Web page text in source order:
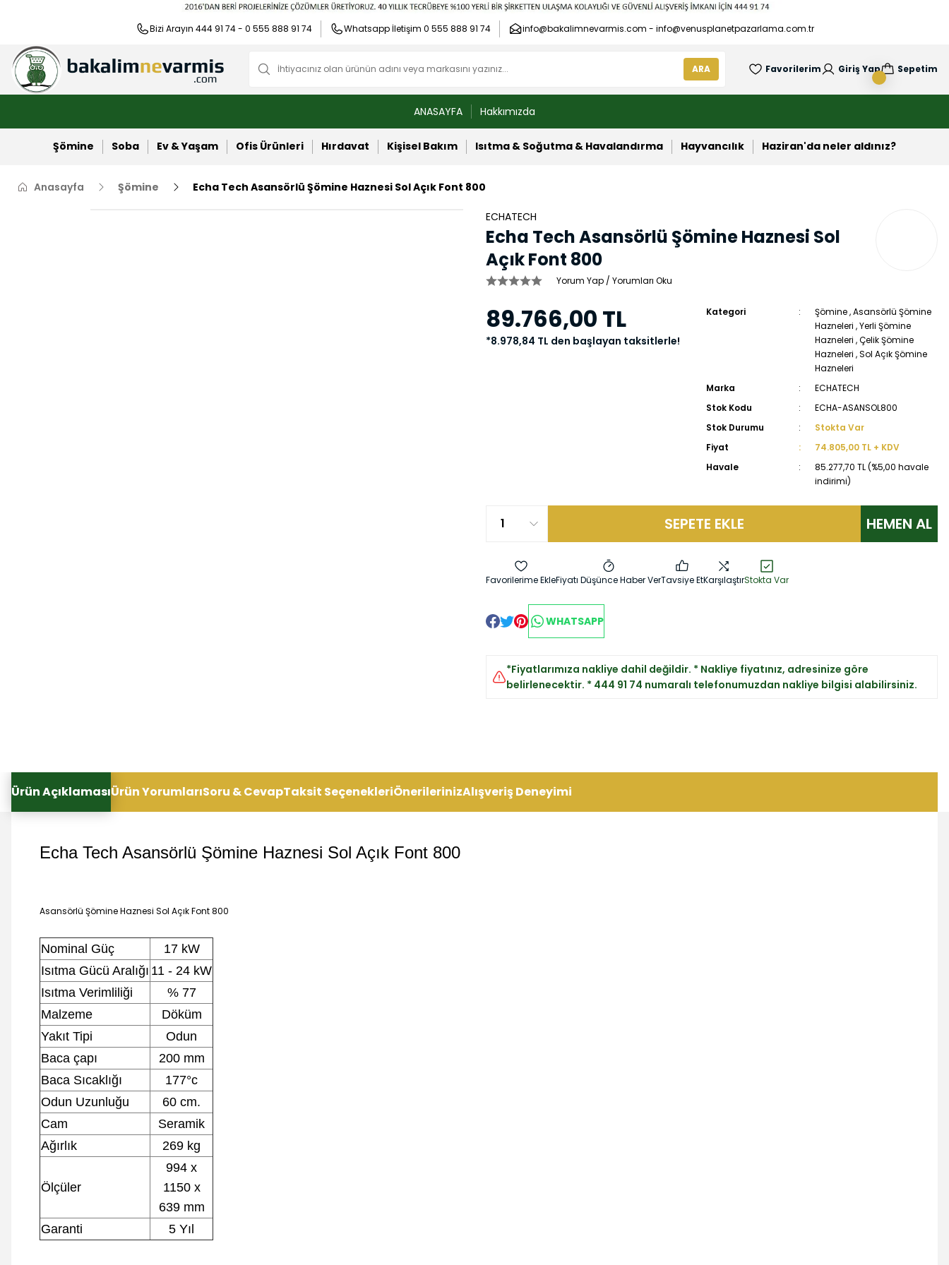
Bizi Arayın 444 91 74 - 0 555 888 91 74 Whatsapp İletişim 0 555 888 91 74 info@bakalimnevarmis.com - info@venusplanetpazarlama.com.tr
ARA Favorilerim Giriş Yap Sepetim
ANASAYFA Hakkımızda
Şömine Soba Ev & Yaşam Ofis Ürünleri Hırdavat Kişisel Bakım Isıtma & Soğutma & Havalandırma Hayvancılık Haziran'da neler aldınız?
Anasayfa Şömine Echa Tech Asansörlü Şömine Haznesi Sol Açık Font 800
ECHATECH
Echa Tech Asansörlü Şömine Haznesi Sol
Açık Font 800
Yorum Yap / Yorumları Oku
89.766,00 TL
*8.978,84 TL den başlayan taksitlerle!
Kategori Şömine,Asansörlü Şömine
Hazneleri ,Yerli Şömine
Hazneleri ,Çelik Şömine
Hazneleri ,Sol Açık Şömine
Hazneleri
Marka
ECHATECH
Stok Kodu
ECHA-ASANSOL800
Stok Durumu
Stokta Var
Fiyat
74.805,00 TL + KDV
Havale
85.277,70 TL (%5,00 havale
indirimi)
SEPETE EKLE HEMEN AL
Fiyatı Düşünce Haber VerTavsiye EtKarşılaştırStokta Var
WHATSAPP
*Fiyatlarımıza nakliye dahil değildir. * Nakliye fiyatınız, adresinize göre
belirlenecektir. * 444 91 74 numaralı telefonumuzdan nakliye bilgisi alabilirsiniz.
Ürün AçıklamasıÜrün YorumlarıSoru & CevapTaksit SeçenekleriÖnerilerinizAlışveriş Deneyimi
Echa Tech Asansörlü Şömine Haznesi Sol Açık Font 800
Asansörlü Şömine Haznesi Sol Açık Font 800
Nominal Güç
17 kW
Isıtma Gücü Aralığı 11 - 24 kW
Isıtma Verimliliği
% 77
Malzeme
Döküm
Yakıt Tipi
Odun
Baca çapı
200 mm
Baca Sıcaklığı
177°c
Odun Uzunluğu
60 cm.
Cam
Seramik
Ağırlık
269 kg
Ölçüler
994 x
1150 x
639 mm
Garanti
5 Yıl